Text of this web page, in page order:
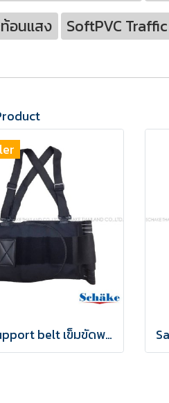
อนแสง
SoftPVC
Back support belt เข็มขัดพยุงหลัง ลดอาการปวดเมื่อยหลัง